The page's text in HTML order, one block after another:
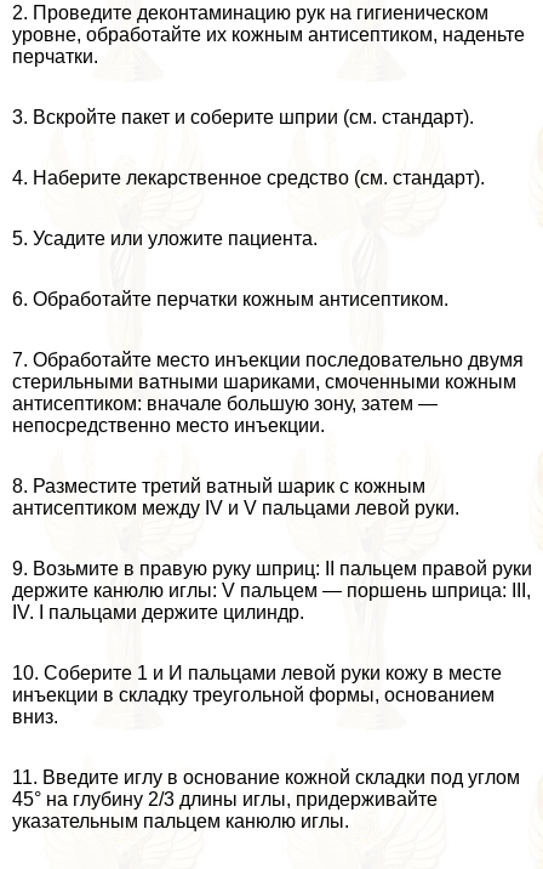
2. Проведите деконтаминацию рук на гигиеническом
уровне, обработайте их кожным антисептиком, наденьте
перчатки.
3. Вскройте пакет и соберите шприи (см. стандарт).
4. Наберите лекарственное средство (см. стандарт).
5. Усадите или уложите пациента.
6. Обработайте перчатки кожным антисептиком.
7. Обработайте место инъекции последовательно двумя
стерильными ватными шариками, смоченными кожным
антисептиком: вначале большую зону, затем —
непосредственно место инъекции.
8. Разместите третий ватный шарик с кожным
антисептиком между IV и V пальцами левой руки.
9. Возьмите в правую руку шприц: II пальцем правой руки
держите канюлю иглы: V пальцем — поршень шприца: III,
IV. I пальцами держите цилиндр.
10. Соберите 1 и И пальцами левой руки кожу в месте
инъекции в складку треугольной формы, основанием
вниз.
11. Введите иглу в основание кожной складки под углом
45° на глубину 2/3 длины иглы, придерживайте
указательным пальцем канюлю иглы.